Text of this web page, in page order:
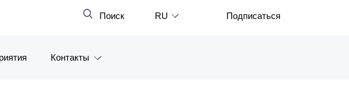
Закрыть
Поиск RU Подписаться
Контакты